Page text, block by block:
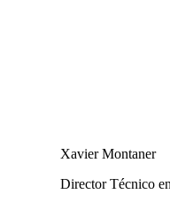
Xavier Montaner
Director Técnico